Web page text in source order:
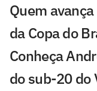
Quem
da Copa do
Conheça
do sub-20 do